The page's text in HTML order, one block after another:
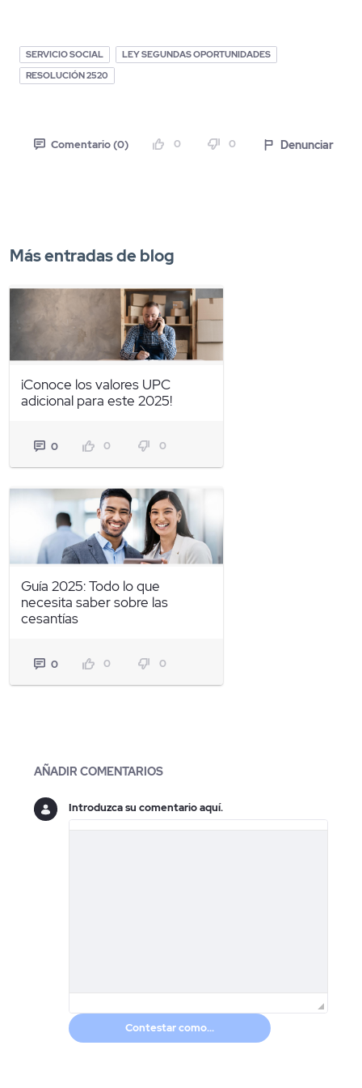
SERVICIO SOCIAL
LEY SEGUNDAS OPORTUNIDADES
RESOLUCIÓN 2520
Comentario (0) 0 0 Denunciar
Más entradas de blog
¡Conoce los valores UPC
adicional para este 2025!
0 0 0
Guía 2025: Todo lo que
necesita saber sobre las
cesantías
0 0 0
Blogs
AÑADIR COMENTARIOS
Introduzca su comentario aquí.
Contestar como...